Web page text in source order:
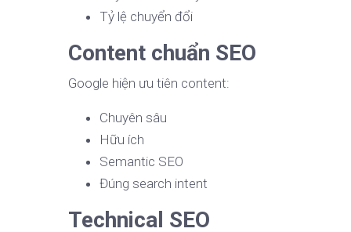
Tỷ lệ chuyển đổi
Content chuẩn SEO
Google hiện ưu tiên content:
Chuyên sâu
Hữu ích
Semantic SEO
Đúng search intent
Technical SEO